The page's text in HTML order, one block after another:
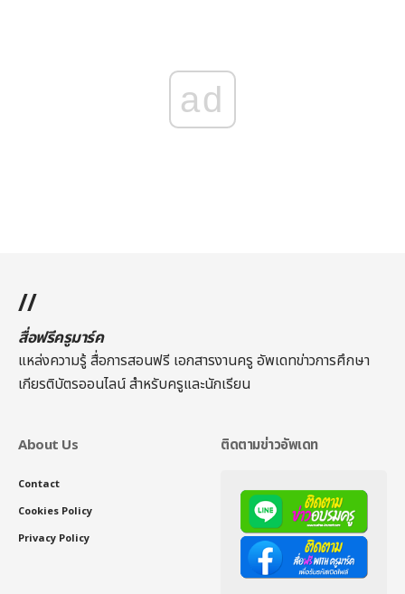
ad
//
สื่อฟรีครูมาร์ค
แหล่งความรู้ สื่อการสอนฟรี เอกสารงานครู อัพเดทข่าวการศึกษา
เกียรติบัตรออนไลน์สำหรับครูและนักเรียน
About Us
Contact
Cookies Policy
Privacy Policy
ติดตามข่าวอัพเดท